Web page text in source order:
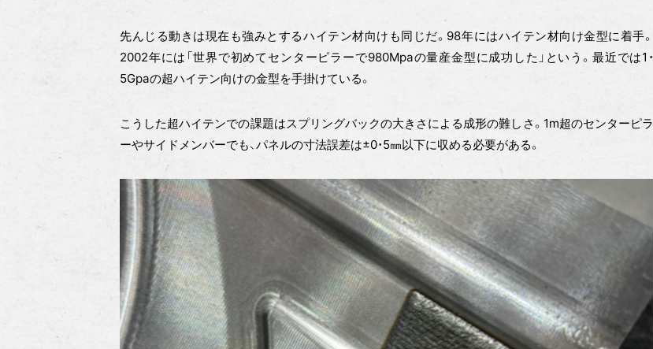
先んじる動きは現在も強みとするハイテン材向けも同じだ。98年にはハイテン材向け金型に着手。
2002年には「世界で初めてセンターピラーで980Mpaの量産金型に成功した」という。最近では1・
5Gpaの超ハイテン向けの金型を手掛けている。
こうした超ハイテンでの課題はスプリングバックの大きさによる成形の難しさ。1m超のセンターピラ
ーやサイドメンバーでも、パネルの寸法誤差は±0・5㎜以下に収める必要がある。